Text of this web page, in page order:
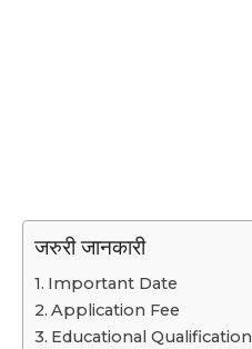
जरुरी जानकारी
Important Date
Application Fee
Educational Qualification